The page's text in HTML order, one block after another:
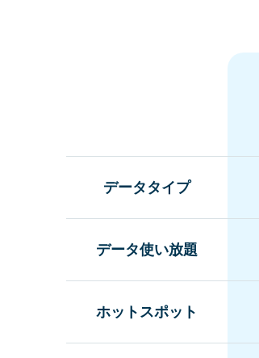
データタイプ
データ使い放題
ホットスポット